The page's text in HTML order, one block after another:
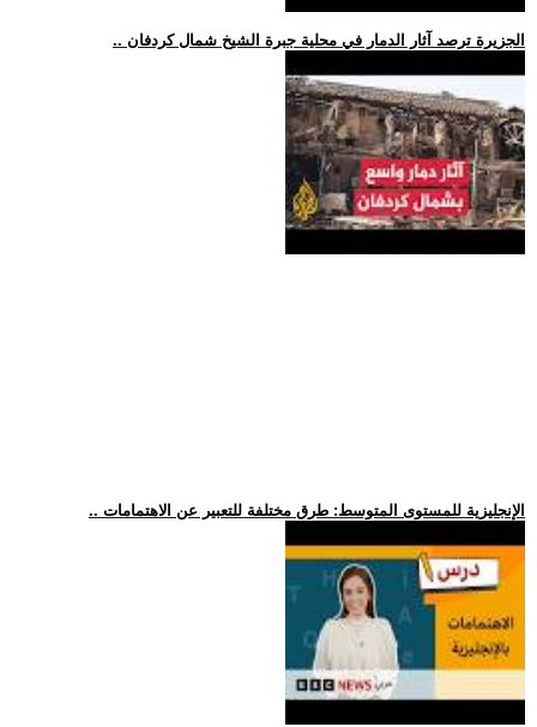
.. الجزيرة ترصد آثار الدمار في محلية جبرة الشيخ شمال كردفان
.. الإنجليزية للمستوى المتوسط: طرق مختلفة للتعبير عن الاهتمامات